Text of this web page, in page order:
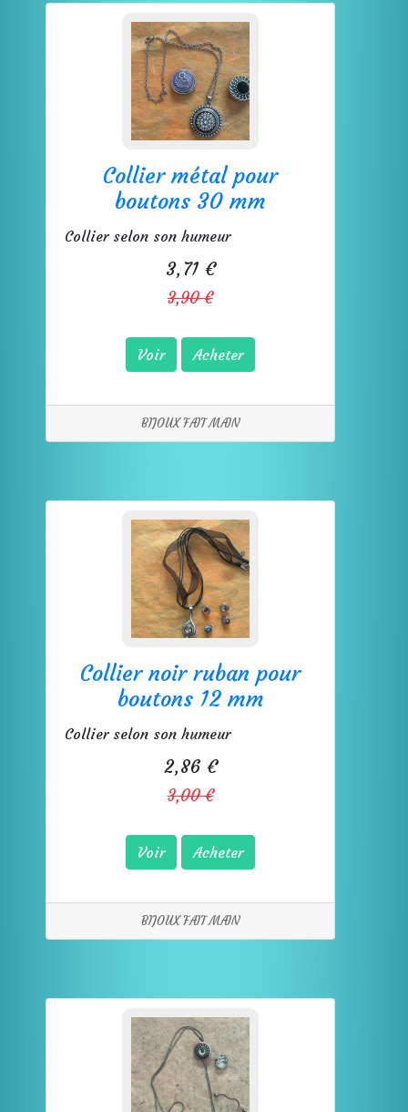
Collier métal pour
boutons 30 mm
Collier selon son humeur
3,71 €
3,90 €
Voir Acheter
BIJOUX FAIT MAIN
Collier noir ruban pour
boutons 12 mm
Collier selon son humeur
2,86 €
3,00 €
Voir Acheter
BIJOUX FAIT MAIN